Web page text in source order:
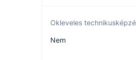
Okleveles
Nem